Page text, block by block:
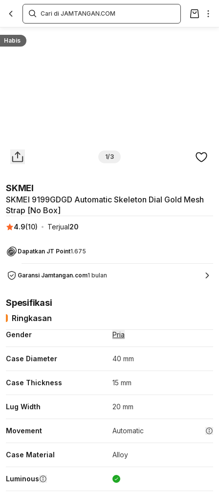
Habis
1/3
SKMEI
SKMEI 9199GDGD Automatic Skeleton Dial Gold Mesh
Strap [No Box]
4.9(10) Terjual20
Dapatkan JT Point1.675
Garansi Jamtangan.com1 bulan
Overview
Spesifikasi
Ringkasan
Gender Pria
Case Diameter 40 mm
Case Thickness 15 mm
Lug Width 20 mm
Movement Automatic
Case Material Alloy
Luminous